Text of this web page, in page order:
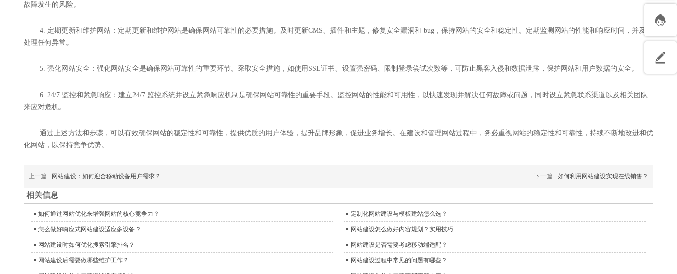
故障发生的风险。
4. 定期更新和维护网站：定期更新和维护网站是确保网站可靠性的必要措施。及时更新CMS、插件和主题，修复安全漏洞和 bug，保持网站的安全和稳定性。定期监测网站的性能和响应时间，并及时
处理任何异常。
5. 强化网站安全：强化网站安全是确保网站可靠性的重要环节。采取安全措施，如使用SSL证书、设置强密码、限制登录尝试次数等，可防止黑客入侵和数据泄露，保护网站和用户数据的安全。
6. 24/7 监控和紧急响应：建立24/7 监控系统并设立紧急响应机制是确保网站可靠性的重要手段。监控网站的性能和可用性，以快速发现并解决任何故障或问题，同时设立紧急联系渠道以及相关团队
来应对危机。
通过上述方法和步骤，可以有效确保网站的稳定性和可靠性，提供优质的用户体验，提升品牌形象，促进业务增长。在建设和管理网站过程中，务必重视网站的稳定性和可靠性，持续不断地改进和优
化网站，以保持竞争优势。
上一篇 网站建设：如何迎合移动设备用户需求？ 下一篇 如何利用网站建设实现在线销售？
相关信息
如何通过网站优化来增强网站的核心竞争力？ 定制化网站建设与模板建站怎么选？
怎么做好响应式网站建设适应多设备？ 网站建设怎么做好内容规划？实用技巧
网站建设时如何优化搜索引擎排名？ 网站建设是否需要考虑移动端适配？
网站建设后需要做哪些维护工作？ 网站建设过程中常见的问题有哪些？